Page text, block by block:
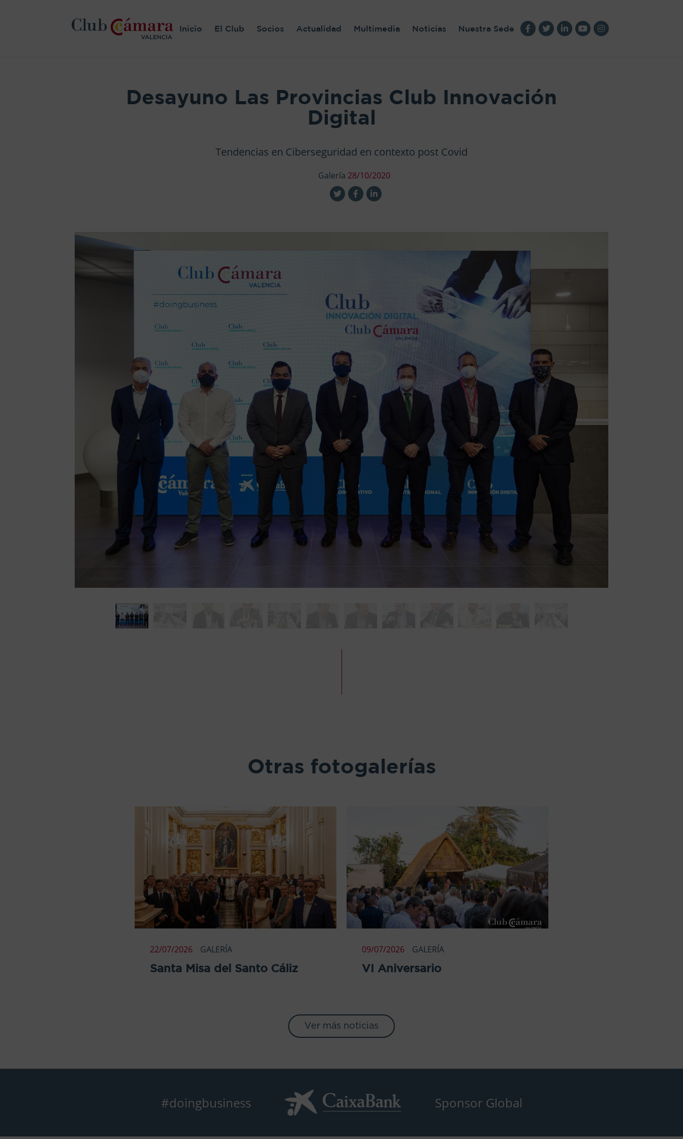
Inicio El Club Socios Actualidad Multimedia Noticias Nuestra Sede
Desayuno Las Provincias Club Innovación
Digital
Tendencias en Ciberseguridad en contexto post Covid
Galería 28/10/2020
Otras fotogalerías
22/07/2026 GALERÍA
Santa Misa del Santo Cáliz
09/07/2026 GALERÍA
VI Aniversario
Ver más noticias
#doingbusiness Sponsor Global